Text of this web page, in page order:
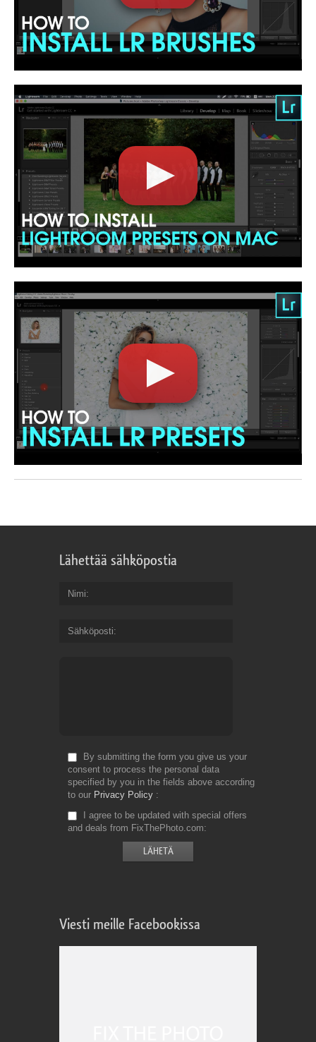
Lähettää sähköpostia
Nimi
Sähköposti
By submitting the form you give us your
consent to process the personal data
specified by you in the fields above according
to our Privacy Policy
I agree to be updated with special offers
and deals from FixThePhoto.com
Viesti meille Facebookissa